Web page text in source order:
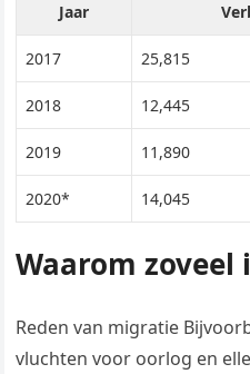
Jaar
2017 25,815
2018 12,445
2019 11,890
2020* 14,045
Waarom
Reden van migratie
vluchten voor oorlog en